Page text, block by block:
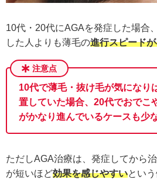
10代・20代にAGAを発症した場合
した人よりも薄毛の進行スピード
10代で薄毛・抜け毛が気になり
置していた場合、20代でおでこ
がかなり進んでいるケースも少
ただしAGA治療は、発症してから
が短いほど効果を感じやすいとい